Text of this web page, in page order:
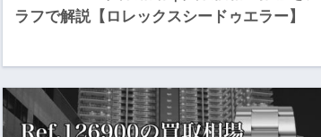
ラフで解説【ロレックスシードゥエラー】